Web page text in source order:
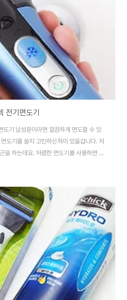
/ RQ1280CC 면도기입니다. 필립
와 RQ1280CC의 가장 큰 특징은 까다
전기면도기
도기 남성분이라면 깔끔하게 면도할 수 있
도기를 쓸지 고민하신적이 있을겁니다. 저
을 하는데요. 저렴한 면도기를 사용하면 상
있습니다. 출근하기 전 짧은 시간에 면도
블이 생기거나 피를 보는 일이 많았는데요.
브라운 쿨텍 전기면도기만 있으면 깔끔하고
링기술이 내장되어 피부 자극이 적고 더이상
분 좋은 면도가 가능합니다. 브라운에서는